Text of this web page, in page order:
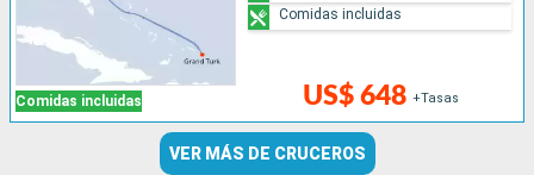
Comidas incluidas US$ 648 +Tasas
Comidas incluidas
VER MÁS DE CRUCEROS